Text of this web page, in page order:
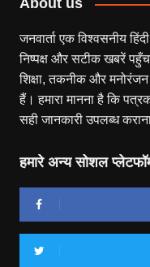
About us
जनवार्ता एक विश्वसनीय
निष्पक्ष और सटीक खबरें
शिक्षा, तकनीक और
हैं। हमारा मानना है कि
सही जानकारी उपलब्ध
हमारे अन्य सोशल